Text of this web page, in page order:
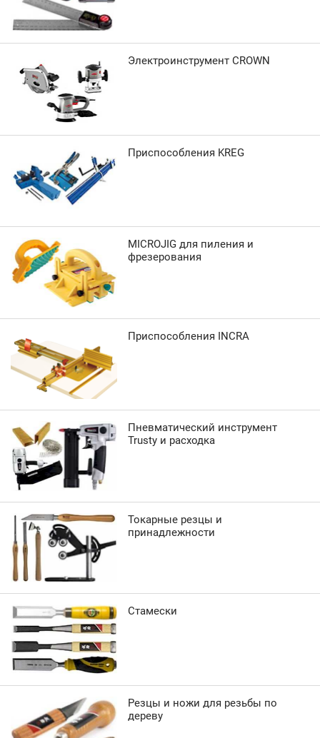
Электроинструмент CROWN
Приспособления KREG
MICROJIG для пиления и
фрезерования
Приспособления INCRA
Пневматический инструмент
Trusty и расходка
Токарные резцы и
принадлежности
Стамески
Резцы и ножи для резьбы по
дереву